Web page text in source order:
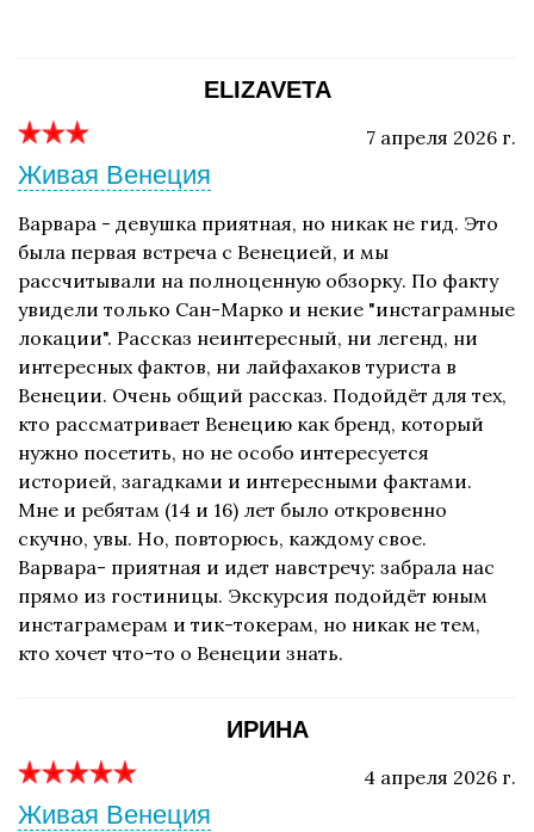
ELIZAVETA
7 апреля 2026 г.
Живая Венеция
Варвара - девушка приятная, но никак не гид. Это
была первая встреча с Венецией, и мы
рассчитывали на полноценную обзорку. По факту
увидели только Сан-Марко и некие "инстаграмные
локации". Рассказ неинтересный, ни легенд, ни
интересных фактов, ни лайфахаков туриста в
Венеции. Очень общий рассказ. Подойдёт для тех,
кто рассматривает Венецию как бренд, который
нужно посетить, но не особо интересуется
историей, загадками и интересными фактами.
Мне и ребятам (14 и 16) лет было откровенно
скучно, увы. Но, повторюсь, каждому свое.
Варвара- приятная и идет навстречу: забрала нас
прямо из гостиницы. Экскурсия подойдёт юным
инстаграмерам и тик-токерам, но никак не тем,
кто хочет что-то о Венеции знать.
ИРИНА
4 апреля 2026 г.
Живая Венеция